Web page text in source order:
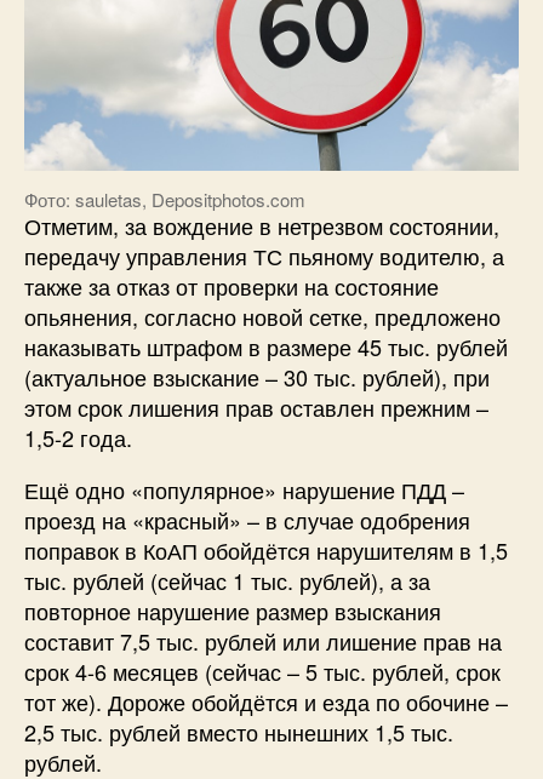
Фото: sauletas, Depositphotos.com
Отметим, за вождение в нетрезвом состоянии,
передачу управления ТС пьяному водителю, а
также за отказ от проверки на состояние
опьянения, согласно новой сетке, предложено
наказывать штрафом в размере 45 тыс. рублей
(актуальное взыскание – 30 тыс. рублей), при
этом срок лишения прав оставлен прежним –
1,5-2 года.
Ещё одно «популярное» нарушение ПДД –
проезд на «красный» – в случае одобрения
поправок в КоАП обойдётся нарушителям в 1,5
тыс. рублей (сейчас 1 тыс. рублей), а за
повторное нарушение размер взыскания
составит 7,5 тыс. рублей или лишение прав на
срок 4-6 месяцев (сейчас – 5 тыс. рублей, срок
тот же). Дороже обойдётся и езда по обочине –
2,5 тыс. рублей вместо нынешних 1,5 тыс.
рублей.